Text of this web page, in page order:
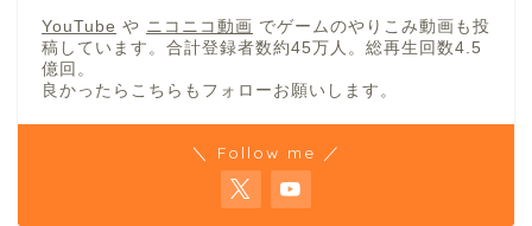
YouTube や ニコニコ動画 でゲームのやりこみ動画も投
稿しています。合計登録者数約45万人。総再生回数4.5
億回。
良かったらこちらもフォローお願いします。
＼ Follow me ／